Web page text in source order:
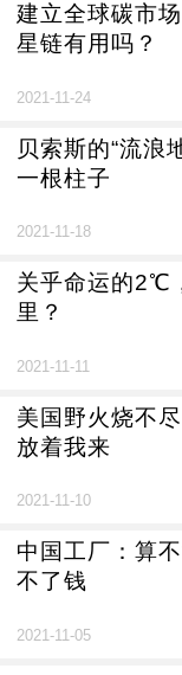
建立全球碳市
星链有用吗？
2021-11-24
贝索斯的“流浪
一根柱子
2021-11-18
关乎命运的2℃
里？
2021-11-11
美国野火烧不
放着我来
2021-11-10
中国工厂：算
不了钱
2021-11-05